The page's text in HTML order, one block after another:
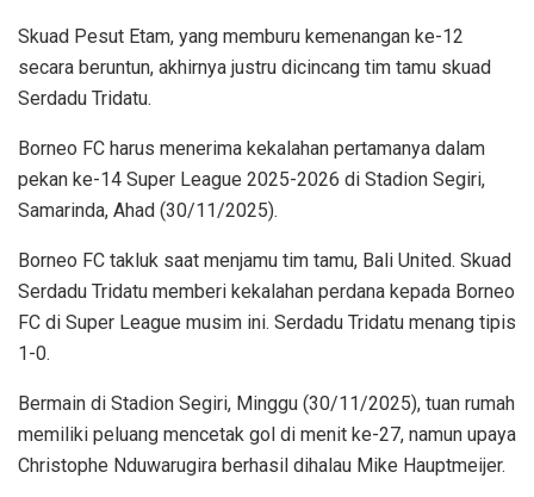
Skuad Pesut Etam, yang memburu kemenangan ke-12
secara beruntun, akhirnya justru dicincang tim tamu skuad
Serdadu Tridatu.
Borneo FC harus menerima kekalahan pertamanya dalam
pekan ke-14 Super League 2025-2026 di Stadion Segiri,
Samarinda, Ahad (30/11/2025).
Borneo FC takluk saat menjamu tim tamu, Bali United. Skuad
Serdadu Tridatu memberi kekalahan perdana kepada Borneo
FC di Super League musim ini. Serdadu Tridatu menang tipis
1-0.
Bermain di Stadion Segiri, Minggu (30/11/2025), tuan rumah
memiliki peluang mencetak gol di menit ke-27, namun upaya
Christophe Nduwarugira berhasil dihalau Mike Hauptmeijer.